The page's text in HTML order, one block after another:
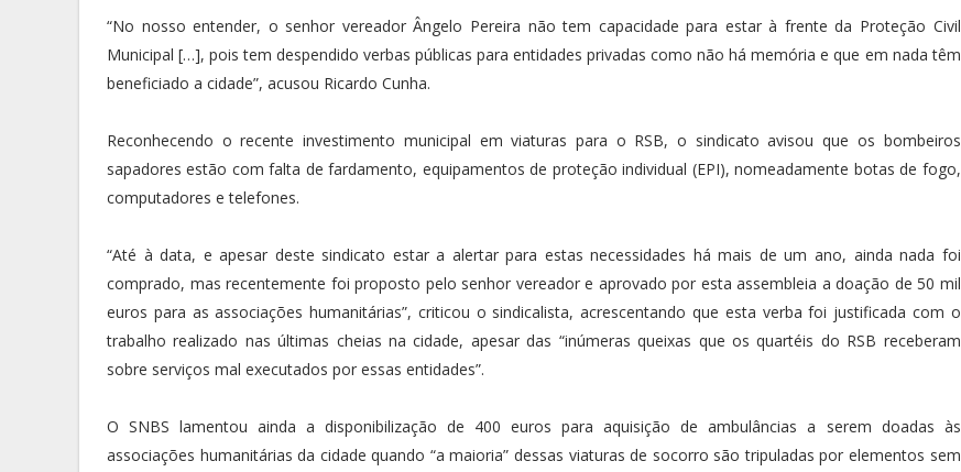
“No nosso entender, o senhor vereador Ângelo Pereira não tem capacidade para estar à frente da Proteção Civil
Municipal […], pois tem despendido verbas públicas para entidades privadas como não há memória e que em nada têm
beneficiado a cidade”, acusou Ricardo Cunha.
Reconhecendo o recente investimento municipal em viaturas para o RSB, o sindicato avisou que os bombeiros
sapadores estão com falta de fardamento, equipamentos de proteção individual (EPI), nomeadamente botas de fogo,
computadores e telefones.
“Até à data, e apesar deste sindicato estar a alertar para estas necessidades há mais de um ano, ainda nada foi
comprado, mas recentemente foi proposto pelo senhor vereador e aprovado por esta assembleia a doação de 50 mil
euros para as associações humanitárias”, criticou o sindicalista, acrescentando que esta verba foi justificada com o
trabalho realizado nas últimas cheias na cidade, apesar das “inúmeras queixas que os quartéis do RSB receberam
sobre serviços mal executados por essas entidades”.
O SNBS lamentou ainda a disponibilização de 400 euros para aquisição de ambulâncias a serem doadas às
associações humanitárias da cidade quando “a maioria” dessas viaturas de socorro são tripuladas por elementos sem